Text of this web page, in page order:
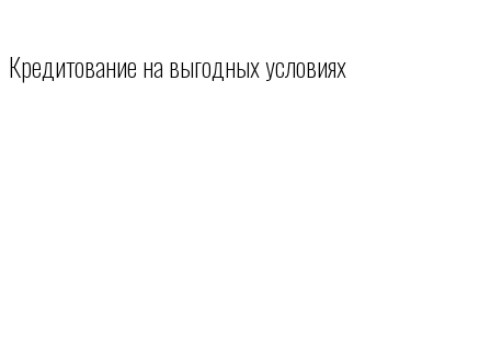
Кредитование на выгодных условиях